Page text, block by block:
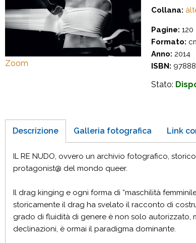
Zoom
Collana:
Pagine: 120
Formato:
Anno: 2014
ISBN:
Stato:
Descrizione Galleria fotografica Link
IL RE NUDO, ovvero un archivio fotografico,
protagonist@ del mondo queer.
Il drag kinging e ogni forma di “maschilità
storicamente il drag ha svelato il racconto di
grado di fluidità di genere è non solo autorizzato,
declinazioni, è ormai il paradigma dominante.